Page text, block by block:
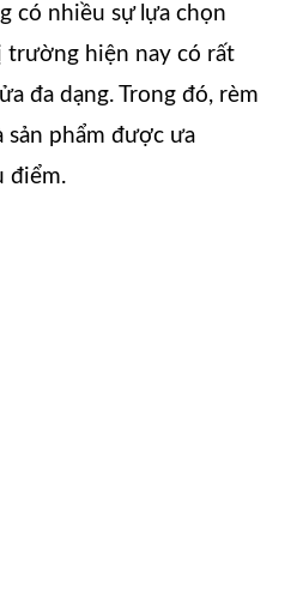
có nhiều sự lựa chọn
trường hiện nay có rất
đa dạng. Trong đó, rèm
sản phẩm được ưa
điểm.